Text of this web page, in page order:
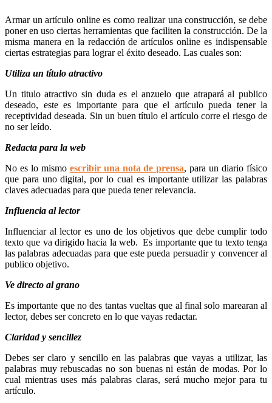
Armar un artículo online es como realizar una construcción, se debe
poner en uso ciertas herramientas que faciliten la construcción. De la
misma manera en la redacción de artículos online es indispensable
ciertas estrategias para lograr el éxito deseado. Las cuales son:
Utiliza un título atractivo
Un titulo atractivo sin duda es el anzuelo que atrapará al publico
deseado, este es importante para que el artículo pueda tener la
receptividad deseada. Sin un buen título el artículo corre el riesgo de
no ser leído.
Redacta para la web
No es lo mismo escribir una nota de prensa, para un diario físico
que para uno digital, por lo cual es importante utilizar las palabras
claves adecuadas para que pueda tener relevancia.
Influencia al lector
Influenciar al lector es uno de los objetivos que debe cumplir todo
texto que va dirigido hacia la web. Es importante que tu texto tenga
las palabras adecuadas para que este pueda persuadir y convencer al
publico objetivo.
Ve directo al grano
Es importante que no des tantas vueltas que al final solo marearan al
lector, debes ser concreto en lo que vayas redactar.
Claridad y sencillez
Debes ser claro y sencillo en las palabras que vayas a utilizar, las
palabras muy rebuscadas no son buenas ni están de modas. Por lo
cual mientras uses más palabras claras, será mucho mejor para tu
artículo.